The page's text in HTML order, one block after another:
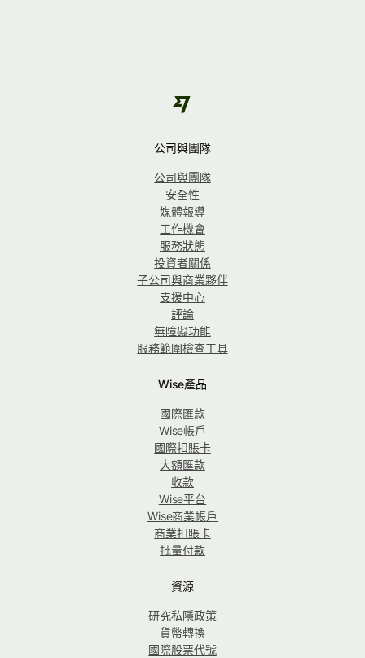
公司與團隊
公司與團隊
安全性
媒體報導
工作機會
服務狀態
投資者關係
子公司與商業夥伴
支援中心
評論
無障礙功能
服務範圍檢查工具
Wise產品
國際匯款
Wise帳戶
國際扣賬卡
大額匯款
收款
Wise平台
Wise商業帳戶
商業扣賬卡
批量付款
資源
研究私隱政策
貨幣轉換
國際股票代號